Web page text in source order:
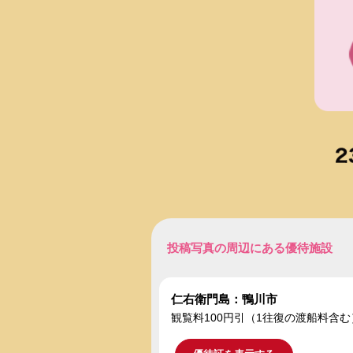
投稿写真の周辺にある優待施設
仁右衛門島：鴨川市
観覧料100円引（1往復の渡船料含む